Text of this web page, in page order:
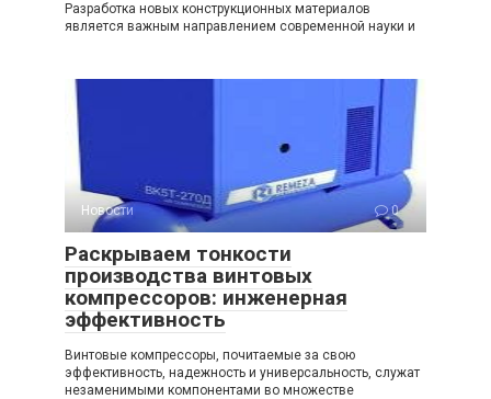
Разработка новых конструкционных материалов
является важным направлением современной науки и
Новости 0
Раскрываем тонкости
производства винтовых
компрессоров: инженерная
эффективность
Винтовые компрессоры, почитаемые за свою
эффективность, надежность и универсальность, служат
незаменимыми компонентами во множестве